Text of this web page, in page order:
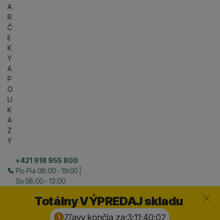
A
R
Č
E
K
Y
A
P
O
U
K
A
Z
Y
+421 918 955 800
Po-Pia 08:00 - 19:00 |
So 08:00 - 13:00
Totálny VÝPREDAJ skladu
Zľavy končia za:3:11:40:01
Zavrieť